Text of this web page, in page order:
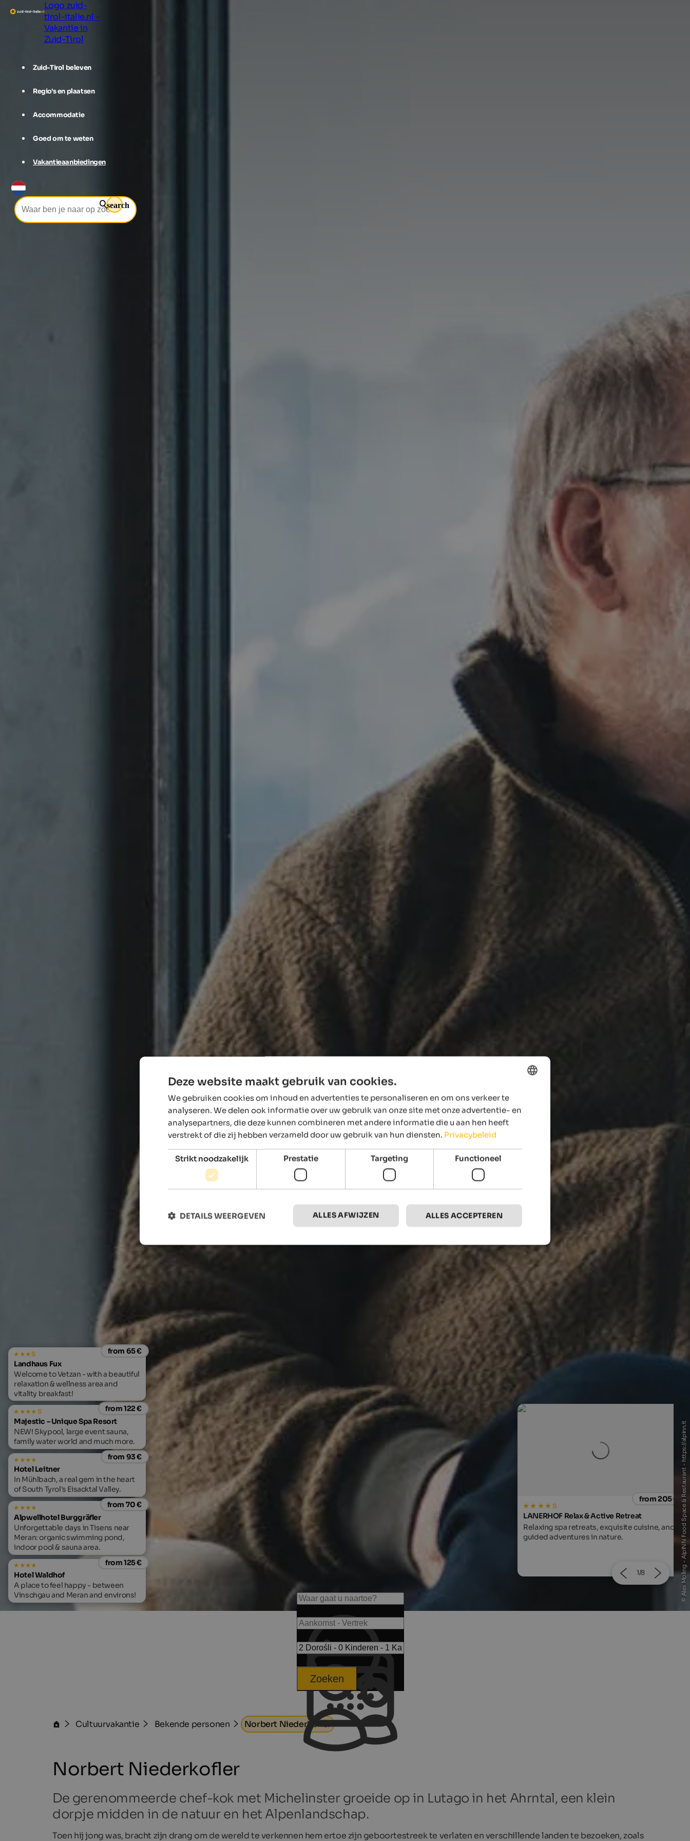
Logo zuid-
tirol-italie.nl -
Vakantie in
Zuid-Tirol
Zuid-Tirol beleven
Regio's en plaatsen
Accommodatie
Goed om te weten
Vakantieaanbiedingen
search
from 65 €
s
Landhaus Fux
Welcome to Vetzan - with a beautiful
relaxation & wellness area and
vitality breakfast!
from 122 €
s
Majestic – Unique Spa Resort
NEW! Skypool, large event sauna,
family water world and much more.
from 93 €
Hotel Leitner
In Mühlbach, a real gem in the heart
of South Tyrol's Eisacktal Valley.
from 70 €
Alpwellhotel Burggräfler
Unforgettable days in Tisens near
Meran: organic swimming pond,
indoor pool & sauna area.
from 125 €
Hotel Waldhof
A place to feel happy - between
Vinschgau and Meran and environs!
LANERHOF Relax & Active Retreat
Relaxing spa retreats, exquisite cuisine, and
guided adventures in nature.
from 98
Granpanorama Hotel Sambergerhof
Holiday with 54 kilometres Dolomites view,
the ideal place to explore South Tyrol!
2/8 © Alex Moling - AlpiNN Food Space & Restaurant - https://alpinn.it
Zoeken
Cultuurvakantie Bekende personen Norbert Niederkofler
Norbert Niederkofler
De gerenommeerde chef-kok met Michelinster groeide op in Lutago in het Ahrntal, een klein
dorpje midden in de natuur en het Alpenlandschap.
Toen hij jong was, bracht zijn drang om de wereld te verkennen hem ertoe zijn geboortestreek te verlaten en verschillende landen te bezoeken, zoals
ENGLISH
DUTCH
Deze website maakt gebruik van cookies.
We gebruiken cookies om inhoud en advertenties te personaliseren en om ons verkeer te
analyseren. We delen ook informatie over uw gebruik van onze site met onze advertentie- en
analysepartners, die deze kunnen combineren met andere informatie die u aan hen heeft
verstrekt of die zij hebben verzameld door uw gebruik van hun diensten. Privacybeleid
Strikt noodzakelijk Prestatie Targeting Functioneel
ALLES ACCEPTEREN
ALLES AFWIJZEN
DETAILS WEERGEVEN